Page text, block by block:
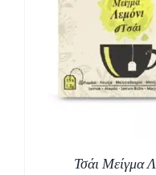
Τσάι Μείγμα